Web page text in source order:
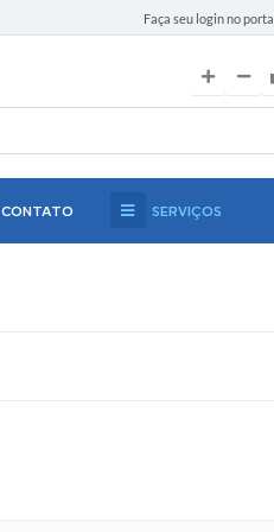
Faça seu login no portal
CONTATO SERVIÇOS